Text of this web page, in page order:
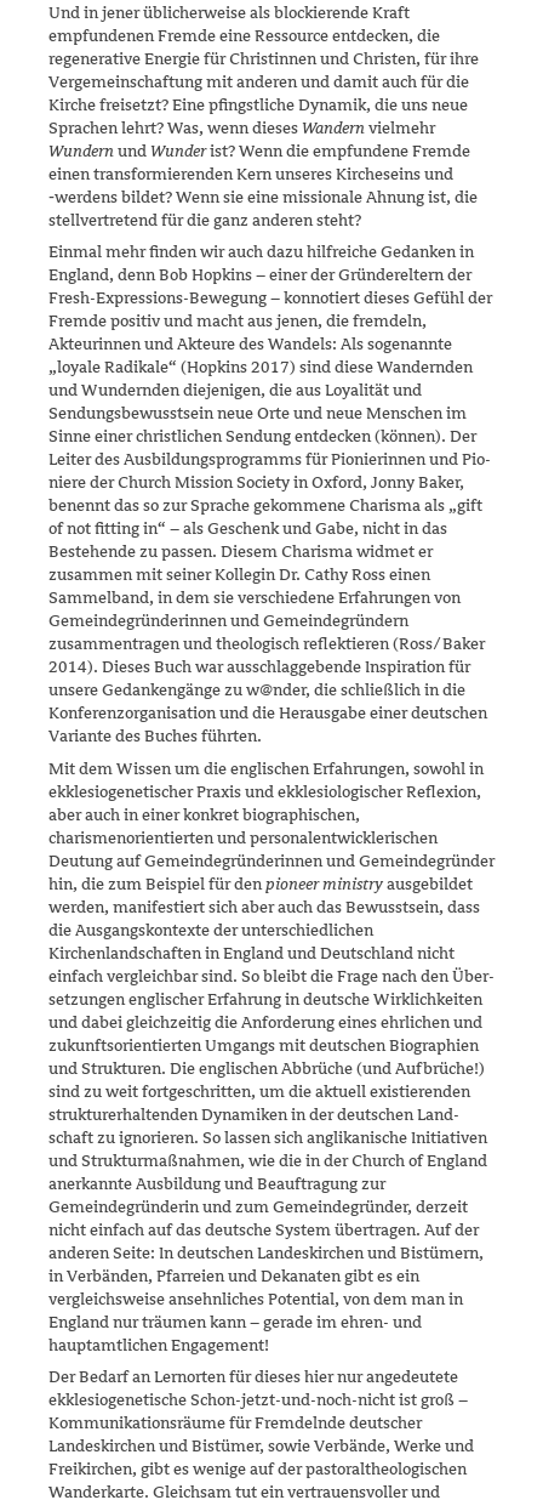
Und in jener üblicherweise als blockierende Kraft
empfundenen Fremde eine Res­sour­ce entdecken, die
regenerative Energie für Christinnen und Christen, für ihre
Vergemeinschaftung mit anderen und damit auch für die
Kirche freisetzt? Eine pfingstliche Dynamik, die uns neue
Sprachen lehrt? Was, wenn dieses Wandern vielmehr
Wundern und Wunderist? Wenn die emp­fundene Fremde
einen transformierenden Kern unseres Kircheseins und
‑werdens bildet? Wenn sie eine missionale Ahnung ist, die
stellvertre­tend für die ganz anderen steht?
Einmal mehr finden wir auch dazu hilfreiche Gedanken in
England, denn Bob Hopkins – einer der Gründereltern der
Fresh-Expressions-Bewegung – konnotiert dieses Gefühl der
Fremde positiv und macht aus jenen, die fremdeln,
Akteurinnen und Akteure des Wandels: Als soge­nannte
„loya­le Radikale“ (Hopkins 2017) sind diese Wandernden
und Wundernden diejenigen, die aus Loyalität und
Sendungs­bewusstsein neue Orte und neue Menschen im
Sinne einer christlichen Sendung entdecken (kön­nen). Der
Leiter des Ausbildungsprogramms für Pio­nierin­nen und Pio­
nie­re der Church Mission Society in Oxford, Jonny Baker,
benennt das so zur Sprache gekommene Charisma als „gift
of not fitting in“ – als Ge­schenk und Gabe, nicht in das
Bestehende zu passen. Diesem Charisma widmet er
zusammen mit seiner Kollegin Dr. Cathy Ross einen
Sammel­band, in dem sie verschiedene Erfahrungen von
Gemeindegründerinnen und Gemeindegründern
zusammentragen und theologisch reflektieren (Ross/‌Baker
2014). Dieses Buch war aus­schlag­gebende Inspiration für
unsere Gedanken­gänge zu w@nder, die schließ­lich in die
Konferenzorga­ni­sation und die Herausgabe einer deutschen
Variante des Buches führten.
Mit dem Wissen um die englischen Erfahrungen, sowohl in
ekklesio­gene­tischer Praxis und ekklesiologischer Reflexion,
aber auch in einer konkret biographischen,
charismenorientierten und personalentwickle­rischen
Deutung auf Gemeindegründerinnen und Gemeindegründer
hin, die zum Beispiel für den pioneer ministry ausgebildet
werden, mani­fes­tiert sich aber auch das Bewusstsein, dass
die Ausgangskontexte der unterschiedlichen
Kirchenlandschaften in England und Deutsch­land nicht
einfach vergleichbar sind. So bleibt die Frage nach den Über­
set­zungen englischer Erfahrung in deutsche Wirklichkeiten
und dabei gleichzeitig die Anforderung eines ehrlichen und
zukunfts­orien­tierten Umgangs mit deutschen Biographien
und Strukturen. Die englischen Abbrüche (und Aufbrüche!)
sind zu weit fortgeschritten, um die aktuell existierenden
strukturerhaltenden Dynamiken in der deutschen Land­
schaft zu ignorieren. So lassen sich anglikanische Initiativen
und Struk­turmaßnahmen, wie die in der Church of England
anerkannte Ausbil­dung und Beauftragung zur
Gemeindegründerin und zum Gemeinde­gründer, derzeit
nicht einfach auf das deutsche System übertragen. Auf der
anderen Seite: In deutschen Landeskirchen und Bistümern,
in Ver­bänden, Pfarreien und Dekanaten gibt es ein
vergleichsweise ansehn­li­ches Potential, von dem man in
England nur träumen kann – gerade im ehren- und
hauptamtlichen Engagement!
Der Bedarf an Lernorten für dieses hier nur angedeutete
ekklesiogeneti­sche Schon-jetzt-und-noch-nicht ist groß –
Kommunikationsräume für Fremdelnde deutscher
Landeskirchen und Bistümer, sowie Verbände, Werke und
Freikirchen, gibt es wenige auf der pastoraltheologischen
Wanderkarte. Gleichsam tut ein vertrauensvoller und